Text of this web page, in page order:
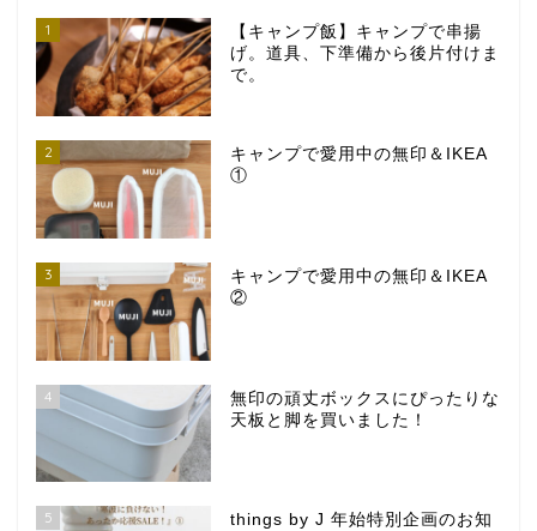
1
【キャンプ飯】キャンプで串揚
げ。道具、下準備から後片付けま
で。
2
キャンプで愛用中の無印＆IKEA
①
3
キャンプで愛用中の無印＆IKEA
②
4
無印の頑丈ボックスにぴったりな
天板と脚を買いました！
5
things by J 年始特別企画のお知